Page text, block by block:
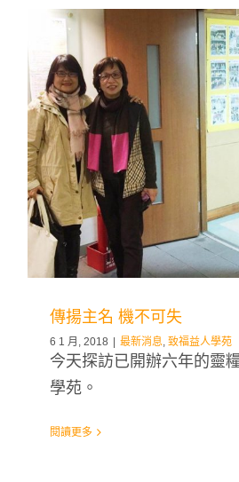
傳揚主名 機不可失
6 1 月, 2018 | 最新消息 致福益人學苑
今天探訪已開辦六年的靈
學苑。
閱讀更多